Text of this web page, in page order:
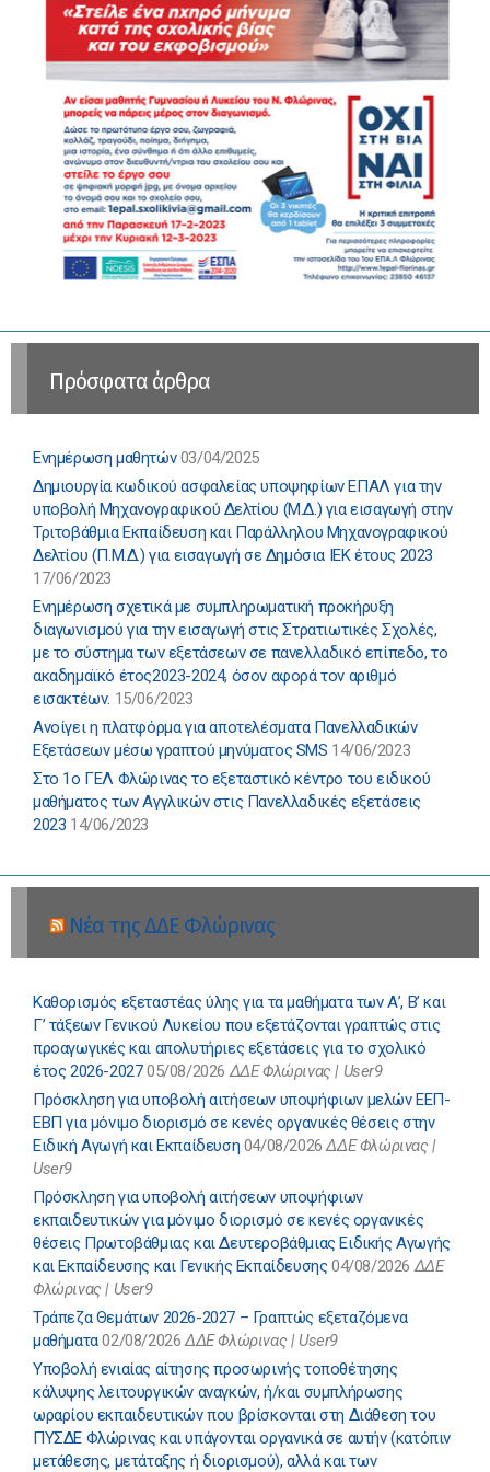
Πρόσφατα άρθρα
Ενημέρωση μαθητών 03/04/2025
Δημιουργία κωδικού ασφαλείας υποψηφίων ΕΠΑΛ για την
υποβολή Μηχανογραφικού Δελτίου (Μ.Δ.) για εισαγωγή στην
Τριτοβάθμια Εκπαίδευση και Παράλληλου Μηχανογραφικού
Δελτίου (Π.Μ.Δ.) για εισαγωγή σε Δημόσια ΙΕΚ έτους 2023
17/06/2023
Ενημέρωση σχετικά με συμπληρωματική προκήρυξη
διαγωνισμού για την εισαγωγή στις Στρατιωτικές Σχολές,
με το σύστημα των εξετάσεων σε πανελλαδικό επίπεδο, το
ακαδημαϊκό έτος2023-2024, όσον αφορά τον αριθμό
εισακτέων. 15/06/2023
Ανοίγει η πλατφόρμα για αποτελέσματα Πανελλαδικών
Εξετάσεων μέσω γραπτού μηνύματος SMS 14/06/2023
Στο 1ο ΓΕΛ Φλώρινας το εξεταστικό κέντρο του ειδικού
μαθήματος των Αγγλικών στις Πανελλαδικές εξετάσεις
2023 14/06/2023
Νέα της ΔΔΕ Φλώρινας
Καθορισμός εξεταστέας ύλης για τα μαθήματα των Α’, Β’ και
Γ’ τάξεων Γενικού Λυκείου που εξετάζονται γραπτώς στις
προαγωγικές και απολυτήριες εξετάσεις για το σχολικό
έτος 2026-2027 05/08/2026 ΔΔΕ Φλώρινας | User9
Πρόσκληση για υποβολή αιτήσεων υποψήφιων μελών ΕΕΠ-
ΕΒΠ για μόνιμο διορισμό σε κενές οργανικές θέσεις στην
Ειδική Αγωγή και Εκπαίδευση 04/08/2026 ΔΔΕ Φλώρινας |
User9
Πρόσκληση για υποβολή αιτήσεων υποψήφιων
εκπαιδευτικών για μόνιμο διορισμό σε κενές οργανικές
θέσεις Πρωτοβάθμιας και Δευτεροβάθμιας Ειδικής Αγωγής
και Εκπαίδευσης και Γενικής Εκπαίδευσης 04/08/2026 ΔΔΕ
Φλώρινας | User9
Τράπεζα Θεμάτων 2026-2027 – Γραπτώς εξεταζόμενα
μαθήματα 02/08/2026 ΔΔΕ Φλώρινας | User9
Υποβολή ενιαίας αίτησης προσωρινής τοποθέτησης
κάλυψης λειτουργικών αναγκών, ή/και συμπλήρωσης
ωραρίου εκπαιδευτικών που βρίσκονται στη Διάθεση του
ΠΥΣΔΕ Φλώρινας και υπάγονται οργανικά σε αυτήν (κατόπιν
μετάθεσης, μετάταξης ή διορισμού), αλλά και των